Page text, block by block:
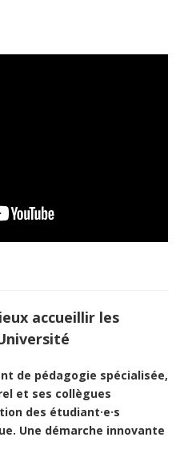
accueillir les
de pédagogie spécialisée,
et ses collègues
des étudiant·e·s
Une démarche innovante